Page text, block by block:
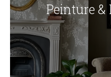
Peinture &